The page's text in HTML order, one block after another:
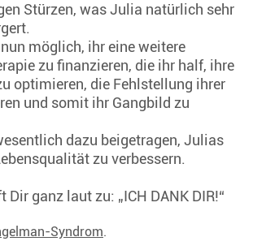
Stürzen, was Julia natürlich sehr
möglich, ihr eine weitere
zu finanzieren, die ihr half, ihre
optimieren, die Fehlstellung ihrer
und somit ihr Gangbild zu
dazu beigetragen, Julias
zu verbessern.
ganz laut zu: „ICH DANK DIR!“
Syndrom.